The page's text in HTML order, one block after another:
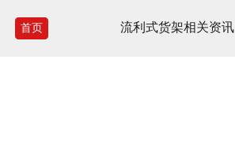
首页 流利式货架相关资讯